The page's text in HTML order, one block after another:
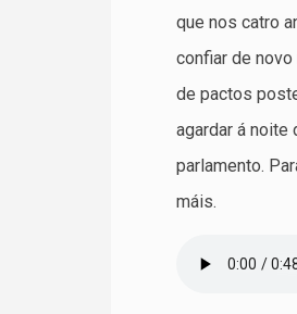
que nos catro
confiar de novo
de pactos
agardar á noite
parlamento.
máis.